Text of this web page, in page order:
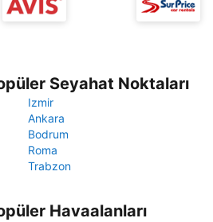
Seyahat Noktaları
Izmir
Ankara
Bodrum
Roma
Trabzon
Havaalanları